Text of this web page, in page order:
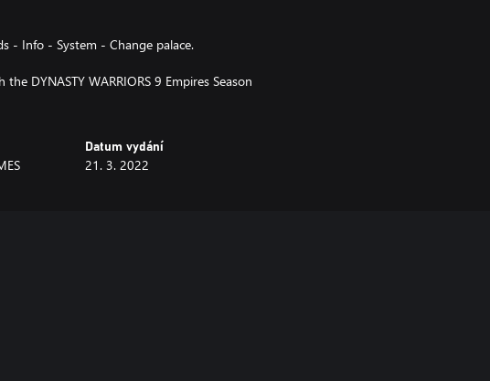
- Info - System - Change palace.
DYNASTY WARRIORS 9 Empires Season
Datum vydání
21. 3. 2022